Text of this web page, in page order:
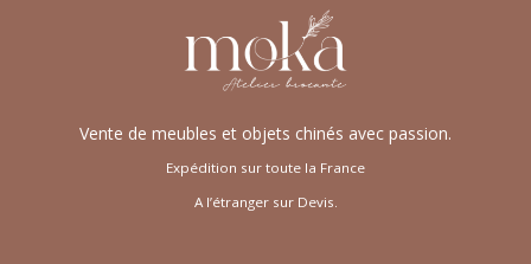
Vente de meubles et objets chinés avec passion.
Expédition sur toute la France
A l’étranger sur Devis.